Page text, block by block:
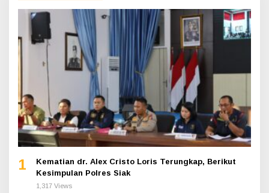
1
Kematian dr. Alex Cristo Loris Terungkap, Berikut
Kesimpulan Polres Siak
1,317 Views